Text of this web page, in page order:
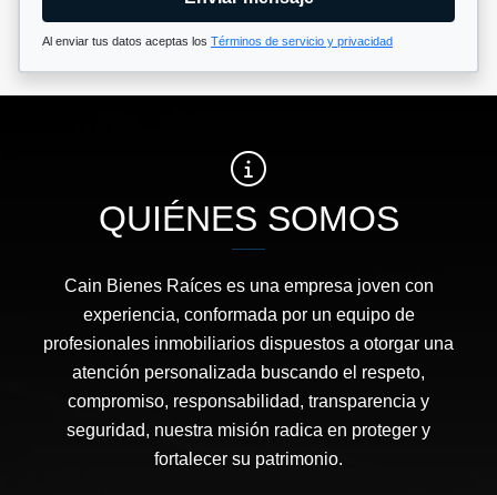
Al enviar tus datos aceptas los Términos de servicio y privacidad
QUIÉNES SOMOS
Cain Bienes Raíces es una empresa joven con
experiencia, conformada por un equipo de
profesionales inmobiliarios dispuestos a otorgar una
atención personalizada buscando el respeto,
compromiso, responsabilidad, transparencia y
seguridad, nuestra misión radica en proteger y
fortalecer su patrimonio.